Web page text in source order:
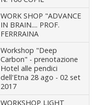
WORK SHOP "ADVANCE
IN BRAIN.... PROF.
FERRRAINA
Workshop "Deep
Carbon" - prenotazione
Hotel alle pendici
dell'Etna 28 ago - 02 set
2017
WORKSHOP LIGHT